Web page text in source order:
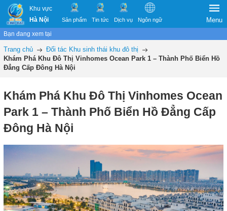
Khu vực
Hà Nội
Sản phẩm Tin tức Dịch vụ Ngôn ngữ Menu
Bạn đang xem tại
Trang chủ
Đối tác Khu sinh thái khu đô thị
Khám Phá Khu Đô Thị Vinhomes Ocean Park 1 – Thành Phố Biển Hồ
Đẳng Cấp Đông Hà Nội
Khám Phá Khu Đô Thị Vinhomes Ocean
Park 1 – Thành Phố Biển Hồ Đẳng Cấp
Đông Hà Nội